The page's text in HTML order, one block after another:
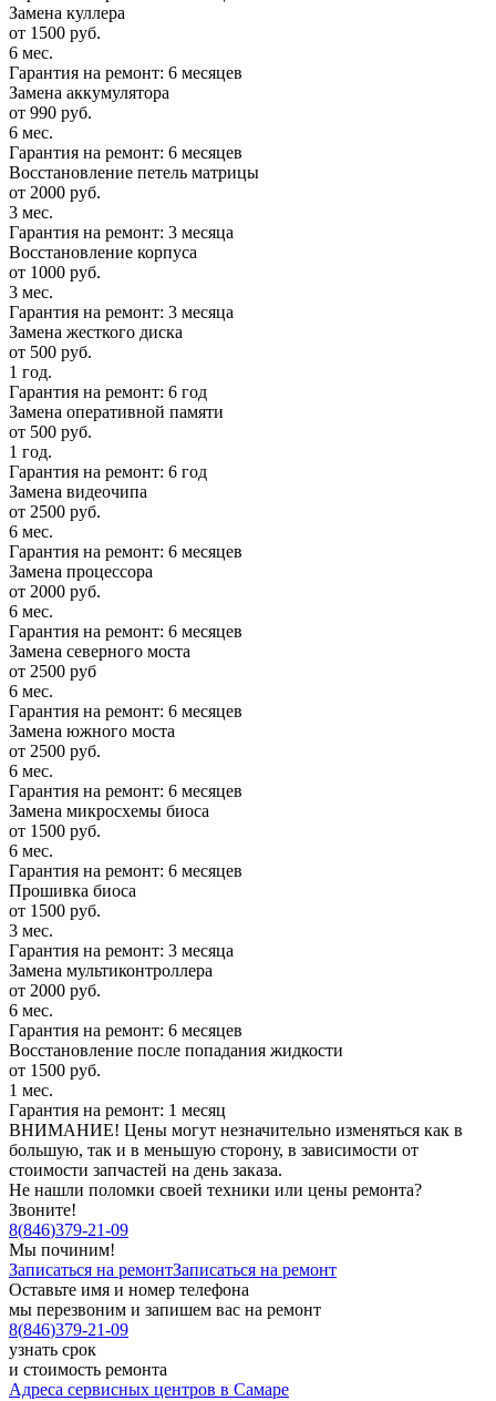
Замена куллера
от 1500 руб.
6 мес.
Гарантия на ремонт: 6 месяцев
Замена аккумулятора
от 990 руб.
6 мес.
Гарантия на ремонт: 6 месяцев
Восстановление петель матрицы
от 2000 руб.
3 мес.
Гарантия на ремонт: 3 месяца
Восстановление корпуса
от 1000 руб.
3 мес.
Гарантия на ремонт: 3 месяца
Замена жесткого диска
от 500 руб.
1 год.
Гарантия на ремонт: 6 год
Замена оперативной памяти
от 500 руб.
1 год.
Гарантия на ремонт: 6 год
Замена видеочипа
от 2500 руб.
6 мес.
Гарантия на ремонт: 6 месяцев
Замена процессора
от 2000 руб.
6 мес.
Гарантия на ремонт: 6 месяцев
Замена северного моста
от 2500 руб
6 мес.
Гарантия на ремонт: 6 месяцев
Замена южного моста
от 2500 руб.
6 мес.
Гарантия на ремонт: 6 месяцев
Замена микросхемы биоса
от 1500 руб.
6 мес.
Гарантия на ремонт: 6 месяцев
Прошивка биоса
от 1500 руб.
3 мес.
Гарантия на ремонт: 3 месяца
Замена мультиконтроллера
от 2000 руб.
6 мес.
Гарантия на ремонт: 6 месяцев
Восстановление после попадания жидкости
от 1500 руб.
1 мес.
Гарантия на ремонт: 1 месяц
ВНИМАНИЕ! Цены могут незначительно изменяться как в
большую, так и в меньшую сторону, в зависимости от
стоимости запчастей на день заказа.
Не нашли поломки своей техники или цены ремонта?
Звоните!
8(846)379-21-09
Мы починим!
Записаться на ремонтЗаписаться на ремонт
Оставьте имя и номер телефона
мы перезвоним и запишем вас на ремонт
8(846)379-21-09
узнать срок
и стоимость ремонта
Адреса сервисных центров в Самаре